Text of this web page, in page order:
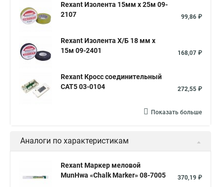
Маркировка проводов и кабелей
Маркировка кабеля ввгнг
Марки силовых кабелей
Rexant Изолента 15мм х 25м 09-
2107
99,86 ₽
Rexant Изолента Х/Б 18 мм х
15м 09-2401
168,07 ₽
Rexant Кросс соединительный
CAT5 03-0104
272,55 ₽
Показать больше
Аналоги по характеристикам
Rexant Маркер меловой
MunHwa «Chalk Marker» 08-7005
370,19 ₽